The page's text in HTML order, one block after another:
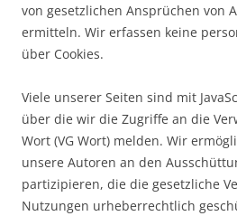
von gesetzlichen Ansprüchen von
ermitteln. Wir erfassen keine
über Cookies.
Viele unserer Seiten sind mit
über die wir die Zugriffe an die
Wort (VG Wort) melden. Wir
unsere Autoren an den
partizipieren, die die gesetzliche
Nutzungen urheberrechtlich